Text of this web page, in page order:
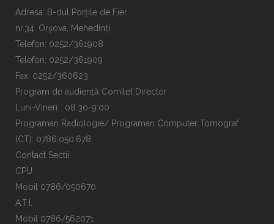
Adresa: B-dul Porțile de Fier
nr.34, Orșova, Mehedinți
Telefon: 0252/361908
Telefon: 0252/361909
Fax: 0252/360623
Program de audiență Comitet Director
Luni-Vineri 08:30-9:00
Programari Radiologie/ Programari Computer Tomograf
(CT): 0786.050.678
Contact Sectii:
CPU
Mobil 0786/050670
A.T.I.
Mobil 0786/562071